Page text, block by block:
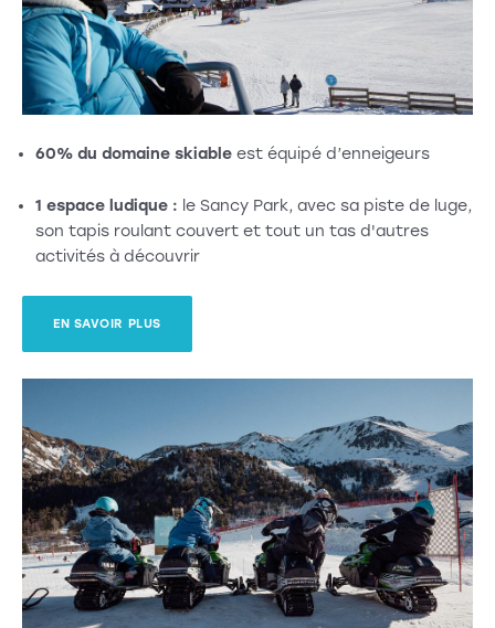
60% du domaine skiable est équipé d’enneigeurs
1 espace ludique : le Sancy Park, avec sa piste de luge,
son tapis roulant couvert et tout un tas d'autres
activités à découvrir
EN SAVOIR PLUS